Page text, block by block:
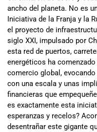
ancho del planeta. No es
Iniciativa de la Franja y la
el proyecto de
siglo XXI, impulsado por
esta red de puertos,
energéticos ha
comercio global, evocando
con una escala y unas
financieras que
es exactamente esta
esperanzas y recelos?
desentrañar este gigante